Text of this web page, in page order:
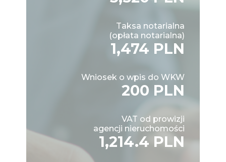
Taksa notarialna
(opłata notarialna)
1,474 PLN
Wniosek o wpis do WKW
200 PLN
VAT od prowizji
agencji nieruchomości
1,214.4 PLN